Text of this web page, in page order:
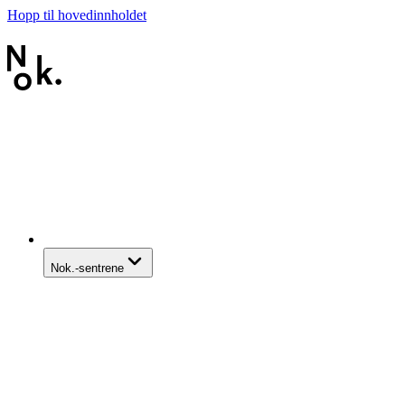
Hopp til hovedinnholdet
Nok.-sentrene